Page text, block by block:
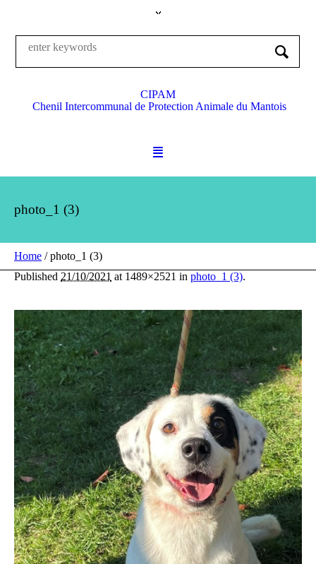
CIPAM
Chenil Intercommunal de Protection Animale du Mantois
photo_1 (3)
Home /photo_1 (3)
Published 21/10/2021 at 1489×2521 in photo_1 (3).